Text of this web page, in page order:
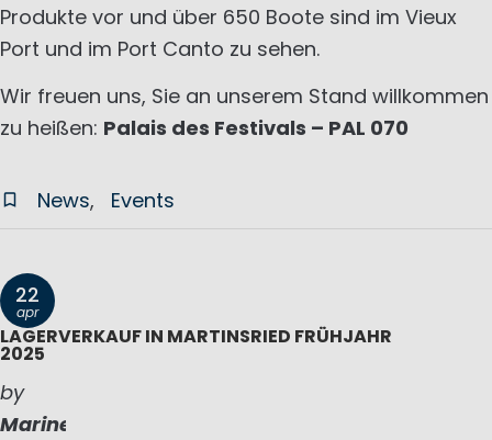
Produkte vor und über 650 Boote sind im Vieux
Port und im Port Canto zu sehen.
Wir freuen uns, Sie an unserem Stand willkommen
zu heißen: Palais des Festivals – PAL 070
News Events
22
apr
LAGERVERKAUF IN MARTINSRIED FRÜHJAHR
2025
by
Marinepool